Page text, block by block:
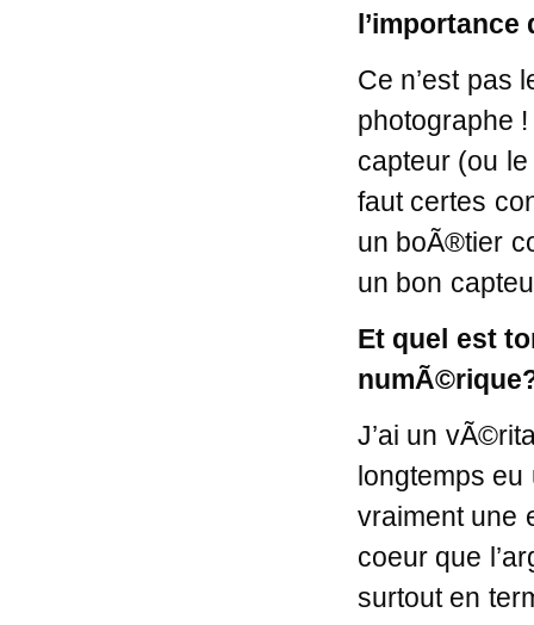
Ce n’est pas
photographe !
capteur (ou
faut certes
un boÃ®tier
un bon
Et quel est
J’ai un
longtemps eu
vraiment une
coeur que
surtout en